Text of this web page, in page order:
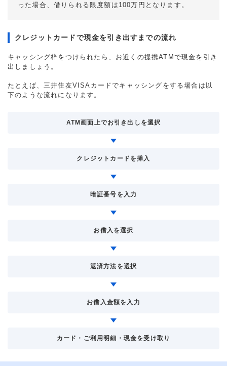
った場合、借りられる限度額は100万円となります。
クレジットカードで現金を引き出すまでの流れ
キャッシング枠をつけられたら、お近くの提携ATMで現金を引き
出しましょう。
たとえば、三井住友VISAカードでキャッシングをする場合は以
下のような流れになります。
ATM画面上でお引き出しを選択
クレジットカードを挿入
暗証番号を入力
お借入を選択
返済方法を選択
お借入金額を入力
カード・ご利用明細・現金を受け取り